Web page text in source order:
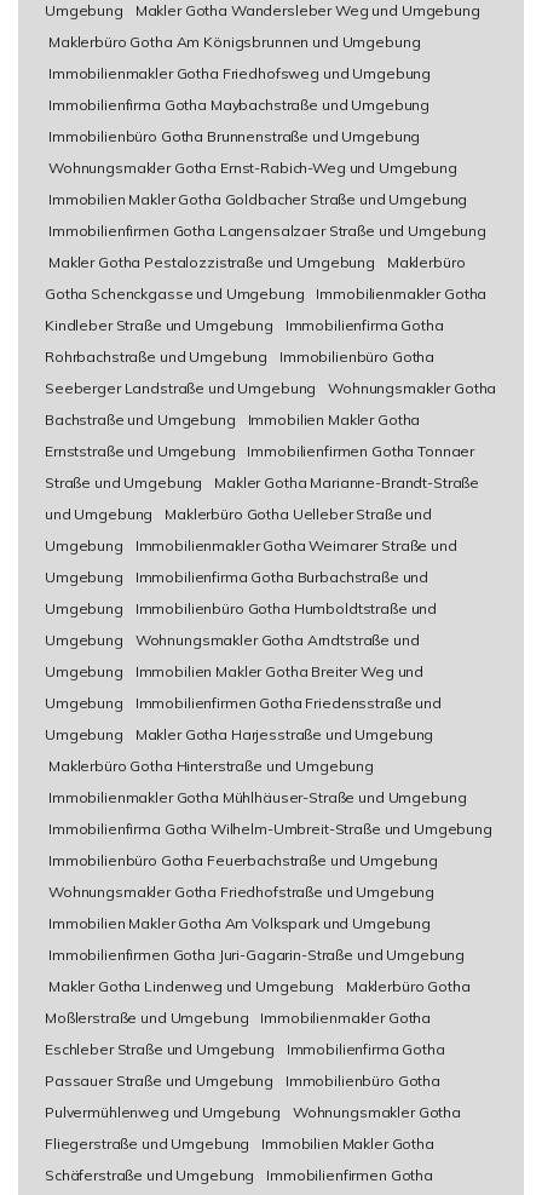
Umgebung
Makler Gotha Wandersleber Weg und Umgebung
Maklerbüro Gotha Am Königsbrunnen und Umgebung
Immobilienmakler Gotha Friedhofsweg und Umgebung
Immobilienfirma Gotha Maybachstraße und Umgebung
Immobilienbüro Gotha Brunnenstraße und Umgebung
Wohnungsmakler Gotha Ernst-Rabich-Weg und Umgebung
Immobilien Makler Gotha Goldbacher Straße und Umgebung
Immobilienfirmen Gotha Langensalzaer Straße und Umgebung
Makler Gotha Pestalozzistraße und Umgebung
Maklerbüro
Gotha Schenckgasse und Umgebung
Immobilienmakler Gotha
Kindleber Straße und Umgebung
Immobilienfirma Gotha
Rohrbachstraße und Umgebung
Immobilienbüro Gotha
Seeberger Landstraße und Umgebung
Wohnungsmakler Gotha
Bachstraße und Umgebung
Immobilien Makler Gotha
Ernststraße und Umgebung
Immobilienfirmen Gotha Tonnaer
Straße und Umgebung
Makler Gotha Marianne-Brandt-Straße
und Umgebung
Maklerbüro Gotha Uelleber Straße und
Umgebung
Immobilienmakler Gotha Weimarer Straße und
Umgebung
Immobilienfirma Gotha Burbachstraße und
Umgebung
Immobilienbüro Gotha Humboldtstraße und
Umgebung
Wohnungsmakler Gotha Arndtstraße und
Umgebung
Immobilien Makler Gotha Breiter Weg und
Umgebung
Immobilienfirmen Gotha Friedensstraße und
Umgebung
Makler Gotha Harjesstraße und Umgebung
Maklerbüro Gotha Hinterstraße und Umgebung
Immobilienmakler Gotha Mühlhäuser-Straße und Umgebung
Immobilienfirma Gotha Wilhelm-Umbreit-Straße und Umgebung
Immobilienbüro Gotha Feuerbachstraße und Umgebung
Wohnungsmakler Gotha Friedhofstraße und Umgebung
Immobilien Makler Gotha Am Volkspark und Umgebung
Immobilienfirmen Gotha Juri-Gagarin-Straße und Umgebung
Makler Gotha Lindenweg und Umgebung
Maklerbüro Gotha
Moßlerstraße und Umgebung
Immobilienmakler Gotha
Eschleber Straße und Umgebung
Immobilienfirma Gotha
Passauer Straße und Umgebung
Immobilienbüro Gotha
Pulvermühlenweg und Umgebung
Wohnungsmakler Gotha
Fliegerstraße und Umgebung
Immobilien Makler Gotha
Schäferstraße und Umgebung
Immobilienfirmen Gotha